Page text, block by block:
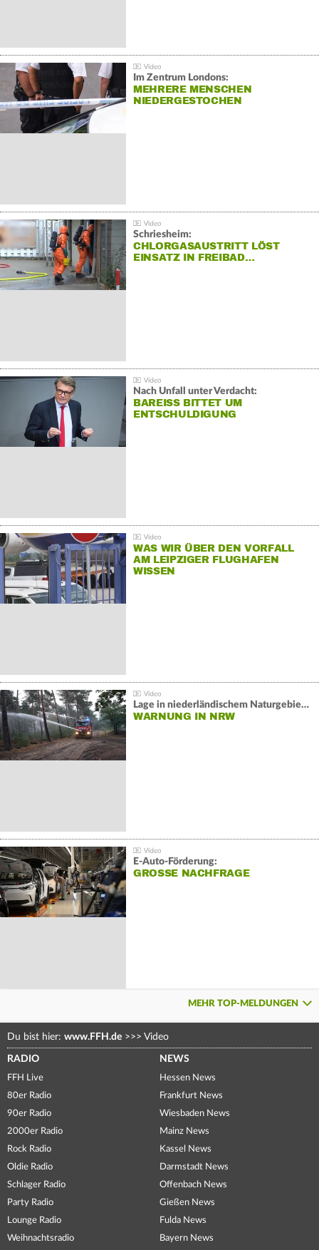
Im Zentrum Londons:
MEHRERE MENSCHEN
NIEDERGESTOCHEN
Schriesheim:
CHLORGASAUSTRITT LÖST
EINSATZ IN FREIBAD…
Nach Unfall unter Verdacht:
BAREISS BITTET UM E
NTSCHULDIGUNG
WAS WIR ÜBER DEN VORFALL
AM LEIPZIGER FLUGHAFEN
WISSEN
Lage in niederländischem Naturgebiet stabil
WARNUNG IN NRW
E-Auto-Förderung:
GROSSE NACHFRAGE
MEHR TOP-MELDUNGEN
Du bist hier: www.FFH.de >>> Video
RADIO
FFH Live
80er Radio
90er Radio
2000er Radio
Rock Radio
Oldie Radio
Schlager Radio
Party Radio
Lounge Radio
Weihnachtsradio
NEWS
Hessen News
Frankfurt News
Wiesbaden News
Mainz News
Kassel News
Darmstadt News
Offenbach News
Gießen News
Fulda News
Bayern News